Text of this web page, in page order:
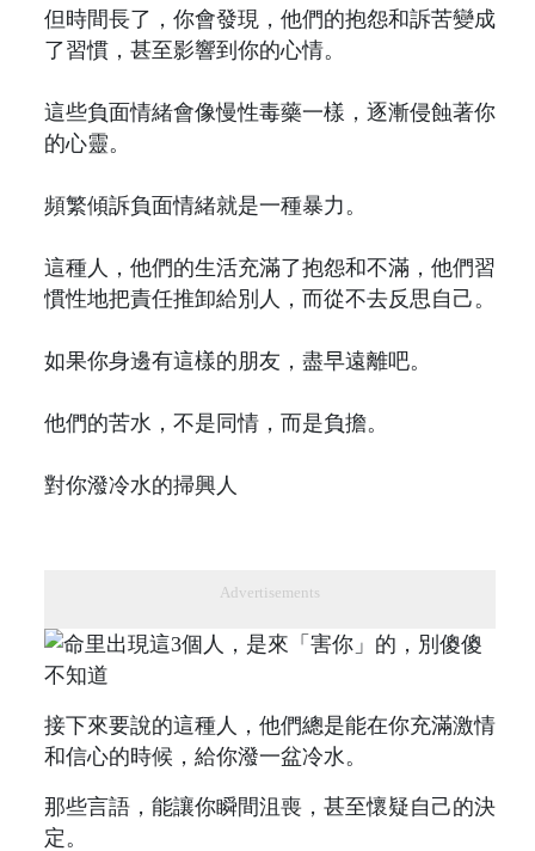
但時間長了，你會發現，他們的抱怨和訴苦變成
了習慣，甚至影響到你的心情。
這些負面情緒會像慢性毒藥一樣，逐漸侵蝕著你
的心靈。
頻繁傾訴負面情緒就是一種暴力。
這種人，他們的生活充滿了抱怨和不滿，他們習
慣性地把責任推卸給別人，而從不去反思自己。
如果你身邊有這樣的朋友，盡早遠離吧。
他們的苦水，不是同情，而是負擔。
對你潑冷水的掃興人
Advertisements
接下來要說的這種人，他們總是能在你充滿激情
和信心的時候，給你潑一盆冷水。
那些言語，能讓你瞬間沮喪，甚至懷疑自己的決
定。